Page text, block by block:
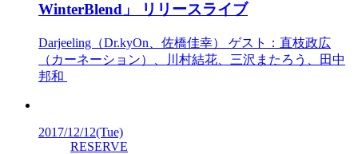
WinterBlend」 リリースライブ
Darjeeling（Dr.kyOn、佐橋佳幸） ゲスト：直枝政広
（カーネーション）、川村結花、三沢またろう、田中
邦和
2017/12/12(Tue)
RESERVE